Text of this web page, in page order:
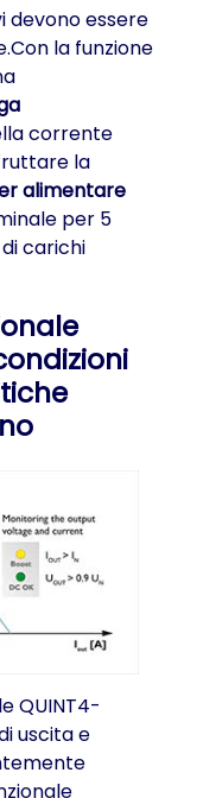
devono essere
la funzione
corrente
la
alimentare
per 5
carichi
QUINT4-
uscita e